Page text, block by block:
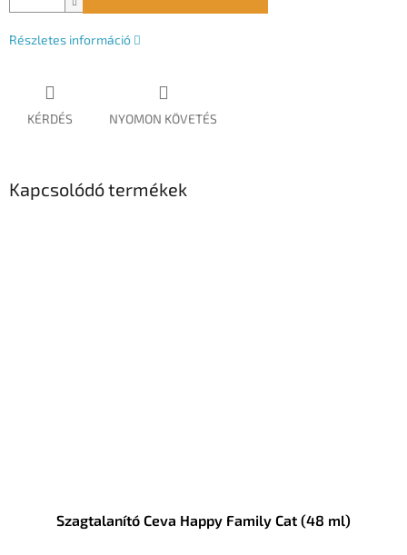
Részletes információ
KÉRDÉS NYOMON KÖVETÉS
Kapcsolódó termékek
Szagtalanító Ceva Happy Family Cat (48 ml)